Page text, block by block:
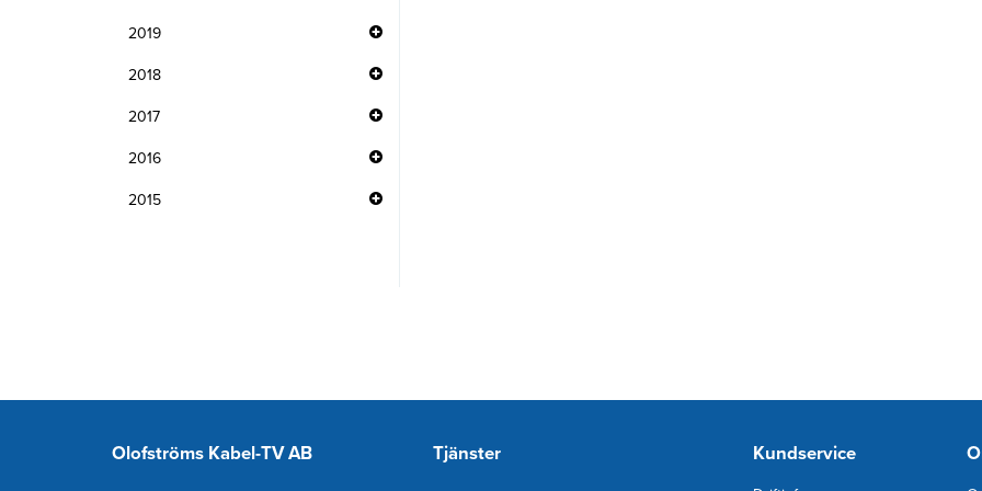
2019
2018
2017
2016
2015
Olofströms Kabel-TV AB Tjänster Kundservice